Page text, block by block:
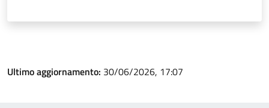
Ultimo aggiornamento: 30/06/2026, 17:07